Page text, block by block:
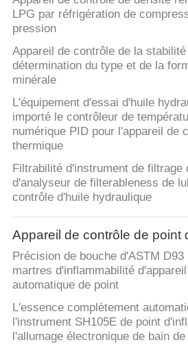
LPG par réfrigération de
pression
Appareil de contrôle de la
détermination du type et de la
minérale
L'équipement d'essai d'huile
importé le contrôleur de
numérique PID pour l'appareil de
thermique
Filtrabilité d'instrument de filtrage
d'analyseur de filterableness de
contrôle d'huile hydraulique
Appareil de contrôle de point
Précision de bouche d'ASTM
martres d'inflammabilité
automatique de point
L'essence complètement
l'instrument SH105E de point
l'allumage électronique de bain